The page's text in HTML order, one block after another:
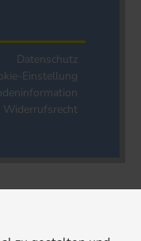
Datenschutz
Einstellung
Widerrufsrecht